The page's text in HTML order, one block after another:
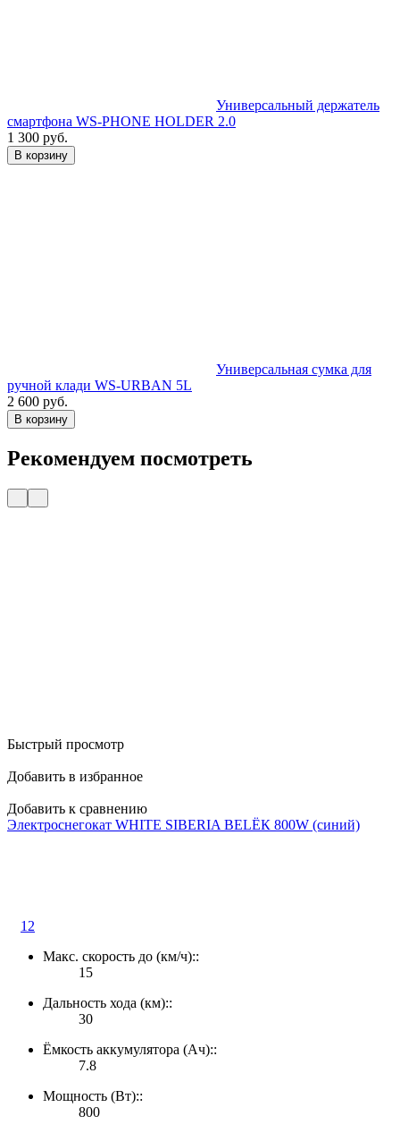
Универсальный держатель
смартфона WS-PHONE HOLDER 2.0
1 300 руб.
В корзину
Универсальная сумка для
ручной клади WS-URBAN 5L
2 600 руб.
В корзину
Рекомендуем посмотреть
Быстрый просмотр
Добавить в избранное
Добавить к сравнению
Электроснегокат WHITE SIBERIA BELЁК 800W (синий)
12
Макс. скорость до (км/ч)::
15
Дальность хода (км)::
30
Ёмкость аккумулятора (Ач)::
7.8
Мощность (Вт)::
800